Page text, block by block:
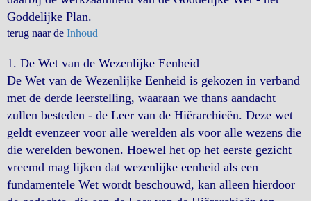
Goddelijke Plan.
terug naar de Inhoud
1. De Wet van de Wezenlijke Eenheid
De Wet van de Wezenlijke Eenheid is gekozen in verband
met de derde leerstelling, waaraan we thans aandacht
zullen besteden - de Leer van de Hiërarchieën. Deze wet
geldt evenzeer voor alle werelden als voor alle wezens die
die werelden bewonen. Hoewel het op het eerste gezicht
vreemd mag lijken dat wezenlijke eenheid als een
fundamentele Wet wordt beschouwd, kan alleen hierdoor